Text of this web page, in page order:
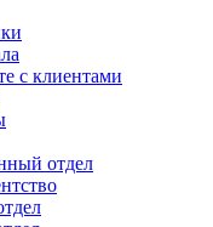
с клиентами
отдел